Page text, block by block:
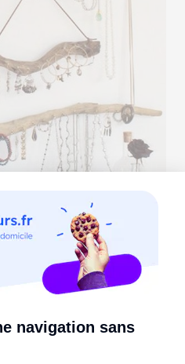
elle.fr
devait nécessairement
est travaillé à la manière
barreaux